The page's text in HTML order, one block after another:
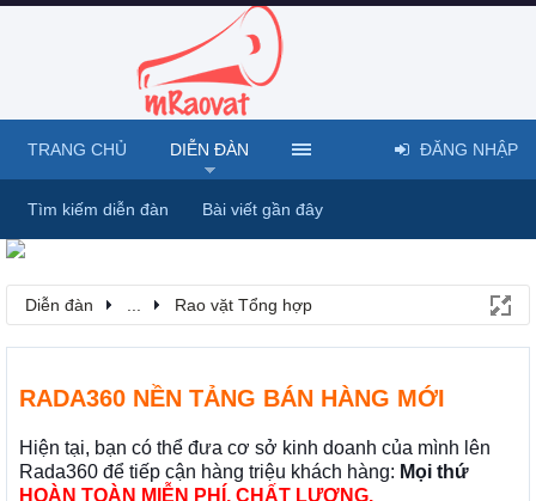
Diễn đàn Rao vặt Tổng hợp
RADA360 NỀN TẢNG BÁN HÀNG MỚI
Hiện tại, bạn có thể đưa cơ sở kinh doanh của mình lên
Rada360 để tiếp cận hàng triệu khách hàng: Mọi thứ
HOÀN TOÀN MIỄN PHÍ, CHẤT LƯỢNG.
TRANG CHỦ DIỄN ĐÀN
Tìm kiếm diễn đàn Bài viết gần đây
ĐĂNG NHẬP